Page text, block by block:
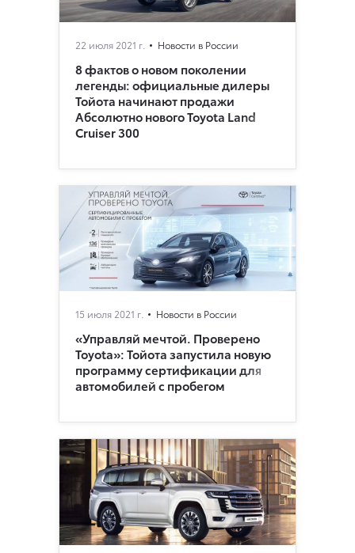
22 июля 2021 г. Новости в России
8 фактов о новом поколении
легенды: официальные дилеры
Тойота начинают продажи
Абсолютно нового Toyota Land
Cruiser 300
15 июля 2021 г. Новости в России
«Управляй мечтой. Проверено
Toyota»: Тойота запустила новую
программу сертификации для
автомобилей с пробегом